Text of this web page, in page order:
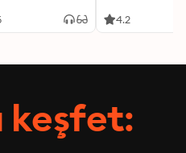
4.2
keşfet: